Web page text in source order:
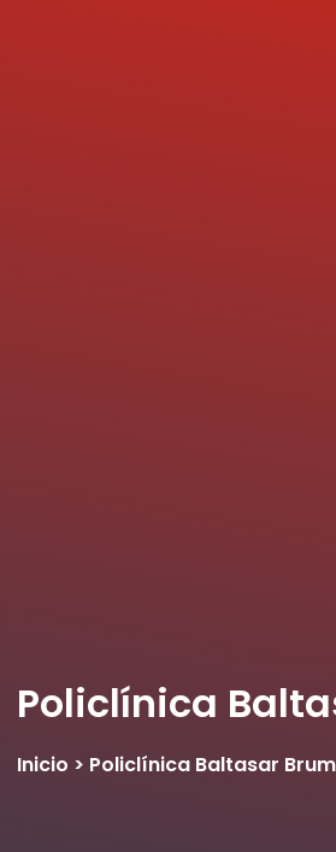
Policlínica
Inicio > Policlínica Baltasar Brum